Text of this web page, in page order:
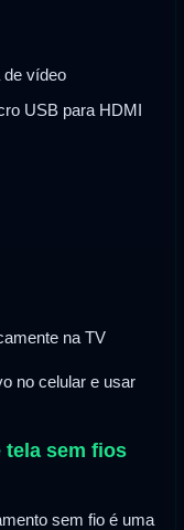
de vídeo
USB para HDMI
na TV
no celular e usar
tela sem fios
sem fio é uma